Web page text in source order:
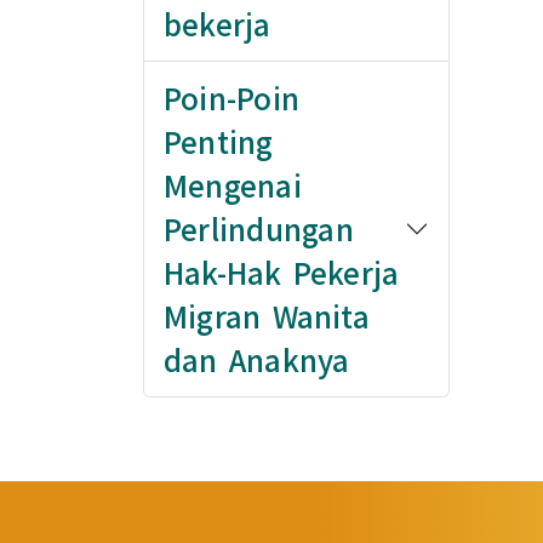
bekerja
Poin-Poin
Penting
Mengenai
Perlindungan
Hak-Hak Pekerja
Migran Wanita
dan Anaknya